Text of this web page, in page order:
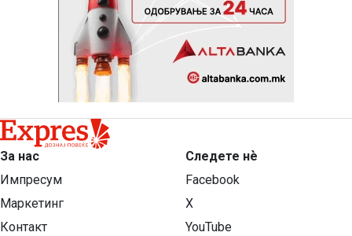
За нас
Импресум
Маркетинг
Контакт
Следете нѐ
Facebook
X
YouTube